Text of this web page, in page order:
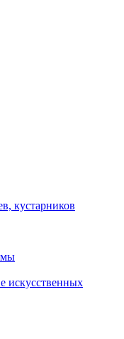
кустарников
искусственных